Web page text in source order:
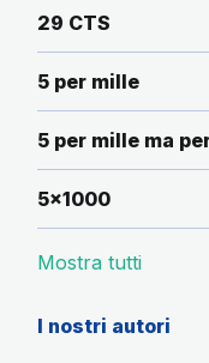
29 CTS
5 per mille
5 per mille ma
5x1000
Mostra tutti
I nostri autori